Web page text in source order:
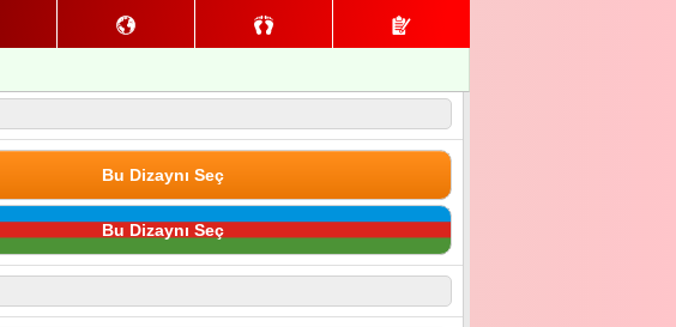
Bu Dizaynı Seç
Bu Dizaynı Seç